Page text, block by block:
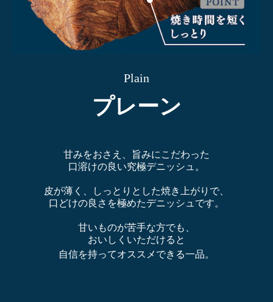
Plain
プレーン
甘みをおさえ、旨みにこだわった
口溶けの良い究極デニッシュ。
皮が薄く、しっとりとした焼き上がりで、
口どけの良さを極めたデニッシュです。
甘いものが苦手な方でも、
おいしくいただけると
自信を持ってオススメできる一品。